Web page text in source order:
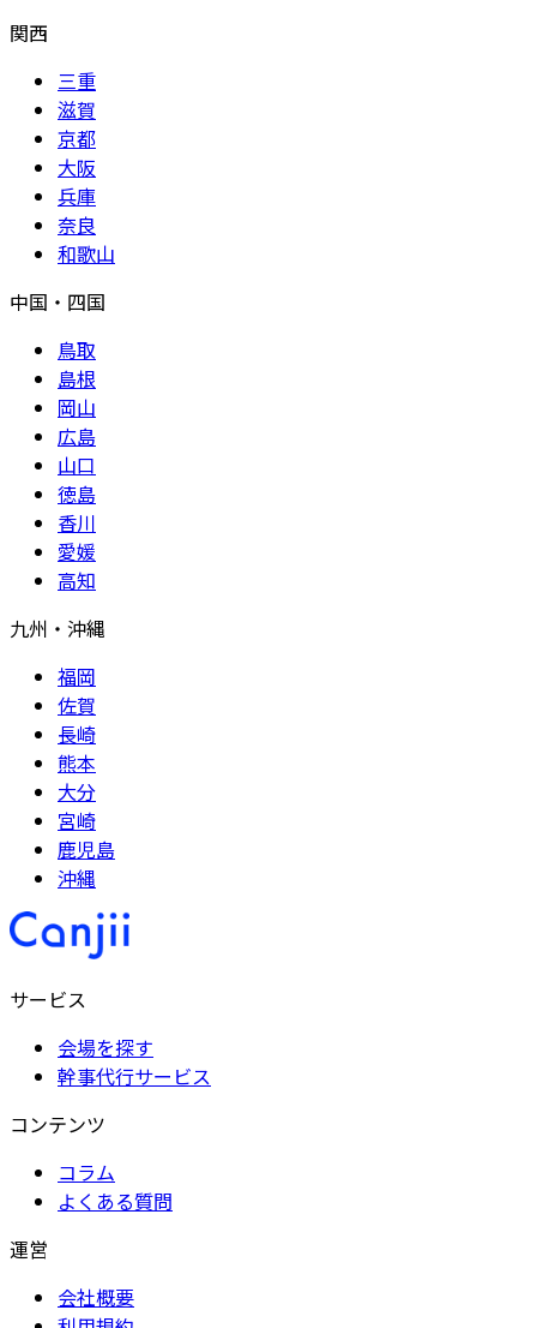
関西
三重
滋賀
京都
大阪
兵庫
奈良
和歌山
中国・四国
鳥取
島根
岡山
広島
山口
徳島
香川
愛媛
高知
九州・沖縄
福岡
佐賀
長崎
熊本
大分
宮崎
鹿児島
沖縄
サービス
会場を探す
幹事代行サービス
コンテンツ
コラム
よくある質問
運営
会社概要